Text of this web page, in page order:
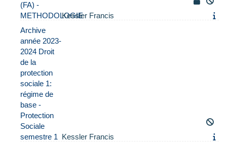
(FA) -
METHODOLOGIEKessler Francis
Archive
année 2023-
2024 Droit
de la
protection
sociale 1:
régime de
base -
Protection
Sociale
semestre 1
Kessler Francis